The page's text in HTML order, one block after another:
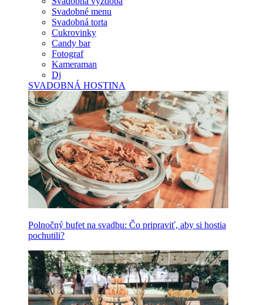
Svadobné menu
Svadobná torta
Cukrovinky
Candy bar
Fotograf
Kameraman
Dj
SVADOBNÁ HOSTINA
Polnočný bufet na svadbu: Čo pripraviť, aby si hostia
pochutili?